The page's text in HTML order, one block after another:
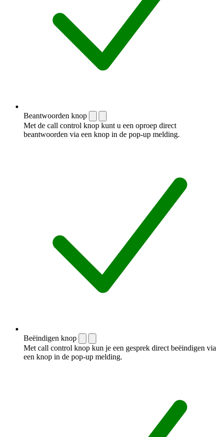
Beantwoorden knop
Met de call control knop kunt u een oproep direct
beantwoorden via een knop in de pop-up melding.
Beëindigen knop
Met call control knop kun je een gesprek direct beëindigen via
een knop in de pop-up melding.